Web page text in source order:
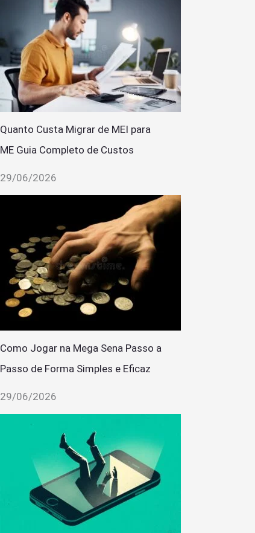
Quanto Custa Migrar de MEI para
ME Guia Completo de Custos
29/06/2026
Como Jogar na Mega Sena Passo a
Passo de Forma Simples e Eficaz
29/06/2026